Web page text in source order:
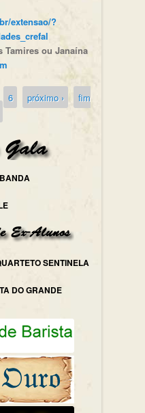
extensao/?
Tamires ou Janaína
6 próximo ›
fim
SENTINELA
DO GRANDE